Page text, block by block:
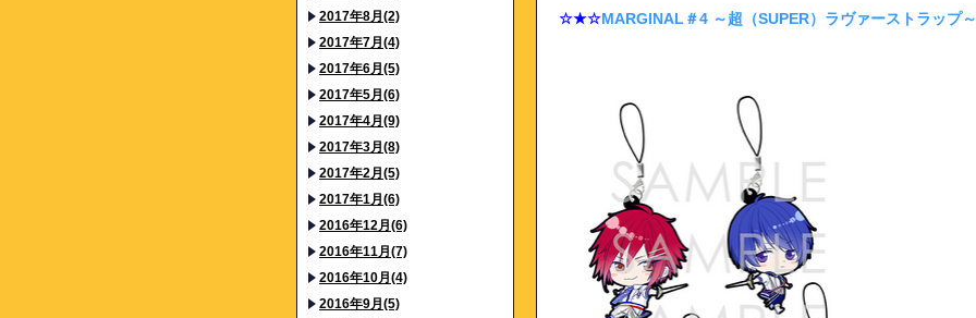
2017年8月(2)
2017年7月(4)
2017年6月(5)
2017年5月(6)
2017年4月(9)
2017年3月(8)
2017年2月(5)
2017年1月(6)
2016年12月(6)
2016年11月(7)
2016年10月(4)
2016年9月(5)
☆★☆MARGINAL＃4 ～超（SUPER）ラヴァーストラップ